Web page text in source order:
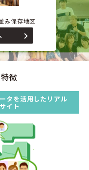
み保存地区
徴
タを活用したリアル
イト